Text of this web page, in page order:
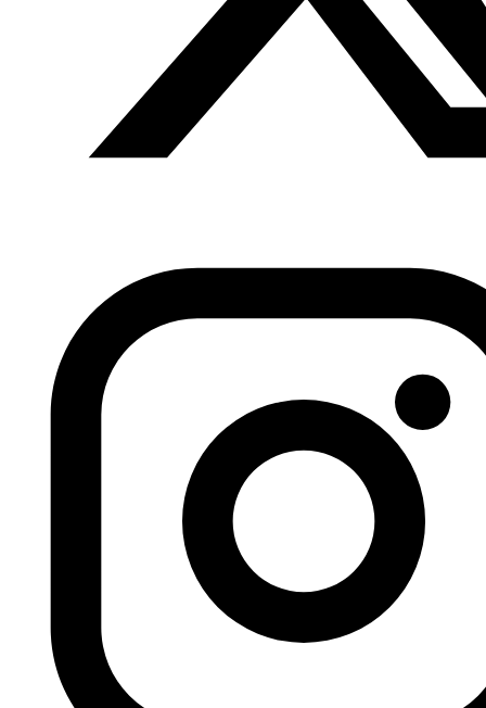
caso de Egipto, antes de la revolución de 2011, se
repitieron varias series que dibujaban un Egipto sano y sin
problemas, series que trataban sobre problemas
familiares y cotidianos como por ejemplo las relaciones
intergeneracionales, sin ningún atisbo de crítica al poder
o señalamiento de problemática donde detrás se
hombre malo de la serie. Esta imagen beneficiaba al
gobierno del entonces presidente Hosni Mubarak en su
política contra los Hermanos Musulmanes. Esto se pudo
ver en Ramadán del 2010, cuando unos meses antes de
las elecciones presidenciales se emitió la serie
Al jama’a
(en árabe, la organización), nombre con el que se
conoce popularmente al grupo de los Hermanos
Musulmanes. Esta serie giraba sobre esta organización y
la vida de su fundador, Hassan al Bana, narrada desde la
visión del gobierno de Mubarak como forma de
deslegitimar al grupo.
Con el estallido de la revolución del 25 de enero del 2011,
se empiezan a romper muchos tabúes sobre la política y
el régimen de Mubarak. Esto quedó reflejado en las
series, las más destacadas: